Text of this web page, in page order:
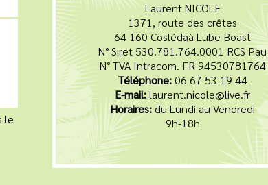
le
Laurent NICOLE
1371, route des crêtes
64 160 Coslédaà Lube Boast
N° Siret 530.781.764.0001 RCS Pau
N° TVA Intracom. FR 94530781764
Téléphone:06 67 53 19 44
E-mail:laurent.nicole@live.fr
Horaires: du Lundi au Vendredi
9h-18h